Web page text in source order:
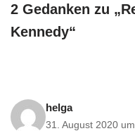
2 Gedanken zu
Kennedy“
helga
31. August 2020